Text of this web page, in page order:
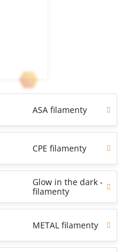
ASA filamenty
CPE filamenty
Glow in the dark -
filamenty
METAL filamenty